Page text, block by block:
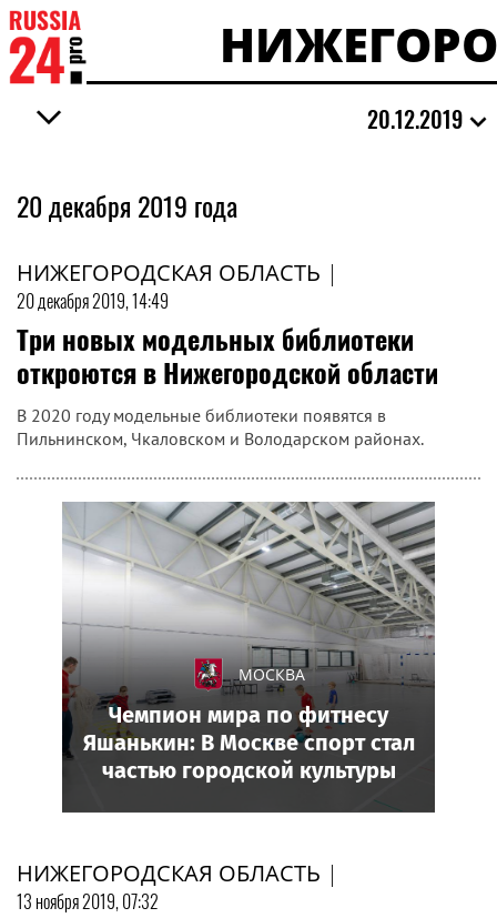
20.12.2019
20 декабря 2019 года
НИЖЕГОРОДСКАЯ ОБЛАСТЬ |
20 декабря 2019, 14:49
Три новых модельных библиотеки
откроются в Нижегородской области
В 2020 году модельные библиотеки появятся в
Пильнинском, Чкаловском и Володарском районах.
НИЖЕГОРОДСКАЯ ОБЛАСТЬ |
13 ноября 2019, 07:32
МОСКВА
Чемпион мира по фитнесу
Яшанькин: В Москве спорт стал
частью городской культуры